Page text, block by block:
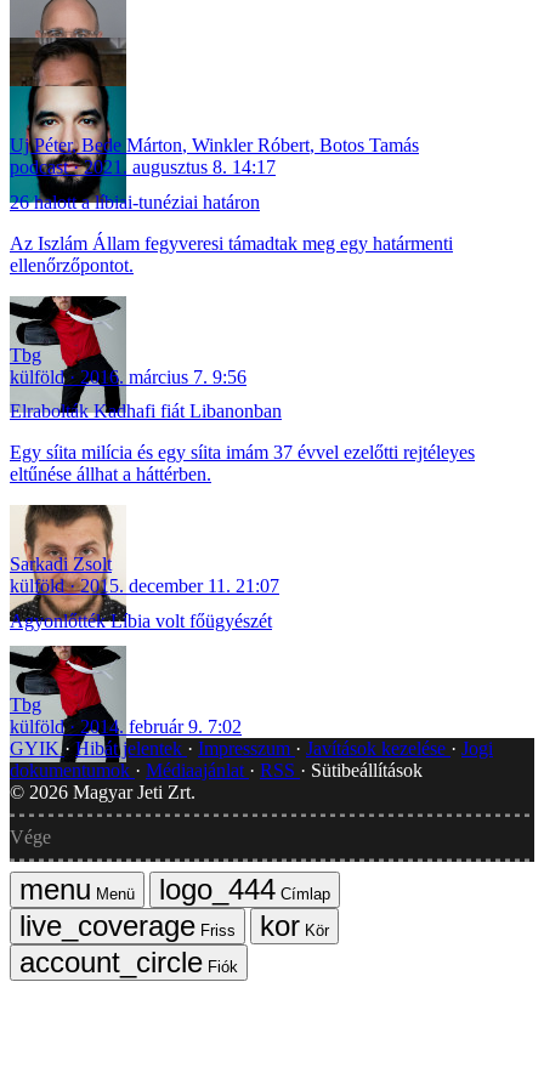
Uj Péter,Bede Márton, Winkler Róbert, Botos Tamás
podcast
2021. augusztus 8. 14:17
26 halott a líbiai-tunéziai határon
Az Iszlám Állam fegyveresi támadtak meg egy határmenti
ellenőrzőpontot.
Tbg
külföld
2016. március 7. 9:56
Elrabolták Kadhafi fiát Libanonban
Egy síita milícia és egy síita imám 37 évvel ezelőtti rejtéleyes
eltűnése állhat a háttérben.
Sarkadi Zsolt
külföld
2015. december 11. 21:07
Agyonlőtték Líbia volt főügyészét
Tbg
külföld
2014. február 9. 7:02
GYIK Hibát jelentek Impresszum Javítások kezelése
Jogi
dokumentumok
Médiaajánlat RSS
Sütibeállítások
© 2026 Magyar Jeti Zrt.
Vége
Menü
Címlap
Friss
Kör
Fiók